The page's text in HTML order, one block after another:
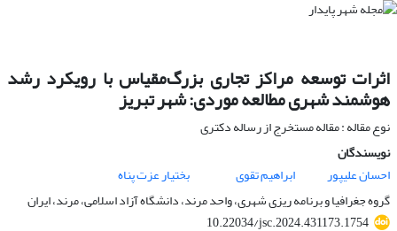
اثرات توسعه مراکز تجاری بزرگ‌مقیاس با رویکرد رشد
هوشمند شهری مطالعه موردی: شهر تبریز
نوع مقاله : مقاله مستخرج از رساله دکتری
نویسندگان
احسان علیپور
ابراهیم تقوی
بختیار عزت پناه
گروه جغرافیا و برنامه ریزی شهری، واحد مرند، دانشگاه آزاد اسلامی، مرند، ایران
10.22034/jsc.2024.431173.1754